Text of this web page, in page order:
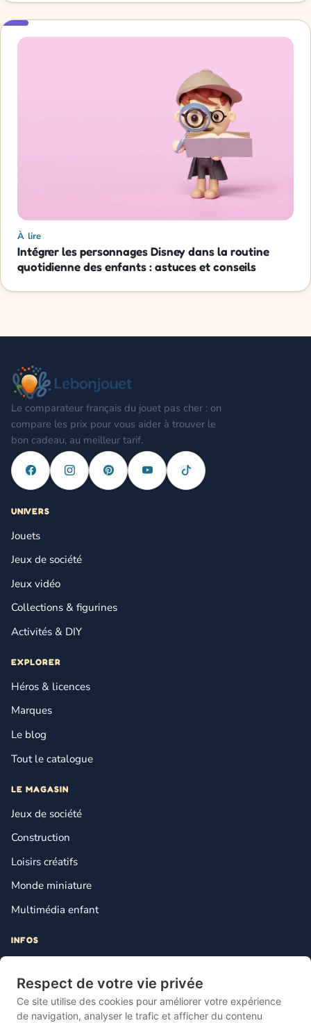
Respect de votre vie privée
Ce site utilise des cookies pour améliorer votre expérience
de navigation, analyser le trafic et afficher du contenu
À lire
Intégrer les personnages Disney dans la routine
quotidienne des enfants : astuces et conseils
Le comparateur français du jouet pas cher : on
compare les prix pour vous aider à trouver le
bon cadeau, au meilleur tarif.
UNIVERS
Jouets
Jeux de société
Jeux vidéo
Collections & figurines
Activités & DIY
EXPLORER
Héros & licences
Marques
Le blog
Tout le catalogue
LE MAGASIN
Jeux de société
Construction
Loisirs créatifs
Monde miniature
Multimédia enfant
INFOS
Mentions légales
Plan du site